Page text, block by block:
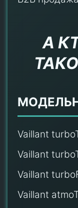
А
Vaillant
Vaillant
Vaillant
Vaillant